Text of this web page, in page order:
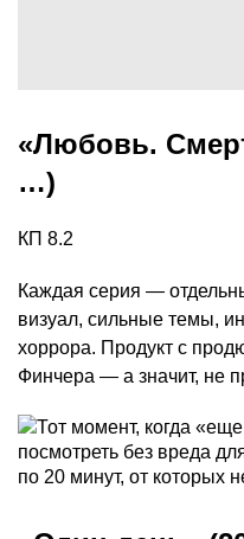
«Любовь.
…)
КП 8.2
Каждая серия —
визуал, сильные темы,
хоррора. Продукт с
Финчера — а значит, не